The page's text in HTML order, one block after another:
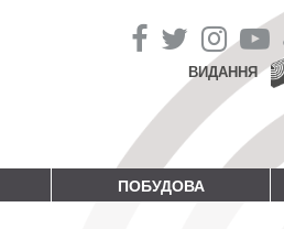
ВИДАННЯ
ПОБУДОВА